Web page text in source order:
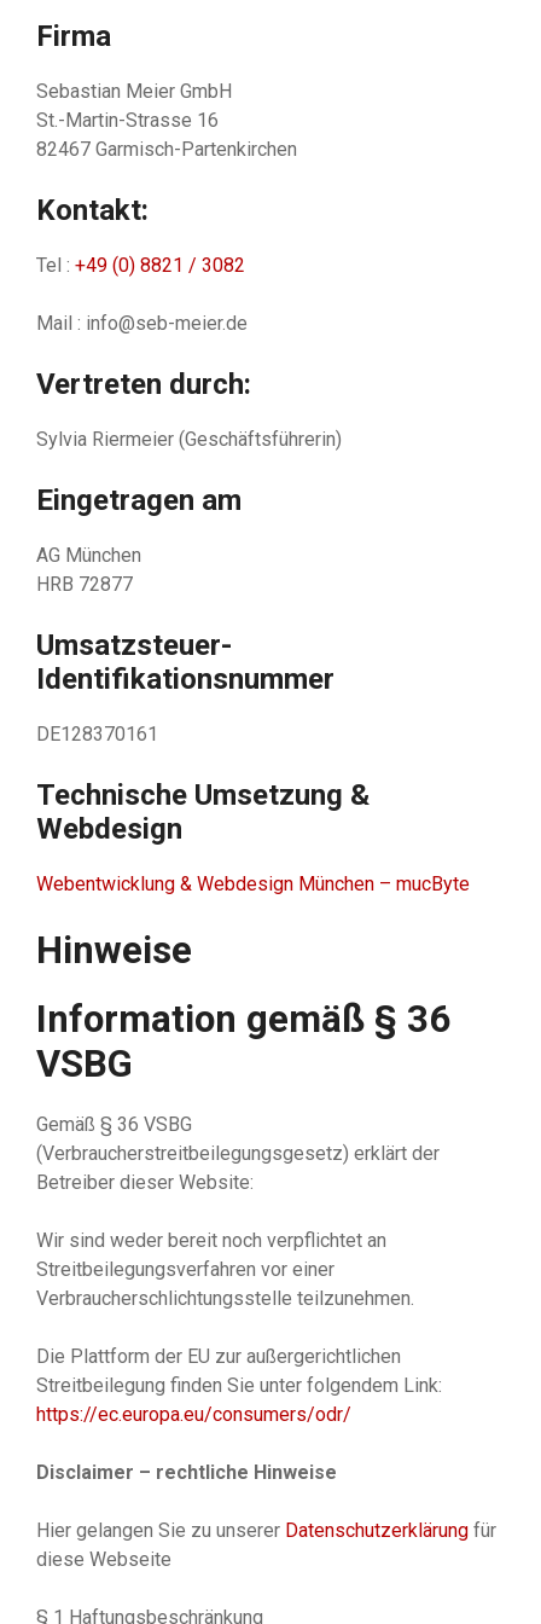
Firma
Sebastian Meier GmbH
St.-Martin-Strasse 16
82467 Garmisch-Partenkirchen
Kontakt:
Tel : +49 (0) 8821 / 3082
Mail : info@seb-meier.de
Vertreten durch:
Sylvia Riermeier (Geschäftsführerin)
Eingetragen am
AG München
HRB 72877
Umsatzsteuer-
Identifikationsnummer
DE128370161
Technische Umsetzung &
Webdesign
Webentwicklung & Webdesign München – mucByte
Hinweise
Information gemäß § 36
VSBG
Gemäß § 36 VSBG
(Verbraucherstreitbeilegungsgesetz) erklärt der
Betreiber dieser Website:
Wir sind weder bereit noch verpflichtet an
Streitbeilegungsverfahren vor einer
Verbraucherschlichtungsstelle teilzunehmen.
Die Plattform der EU zur außergerichtlichen
Streitbeilegung finden Sie unter folgendem Link:
https://ec.europa.eu/consumers/odr/
Disclaimer – rechtliche Hinweise
Hier gelangen Sie zu unserer Datenschutzerklärung für
diese Webseite
§ 1 Haftungsbeschränkung